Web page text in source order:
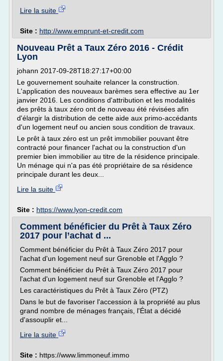
Lire la suite
Site : http://www.emprunt-et-credit.com
Nouveau Prêt a Taux Zéro 2016 - Crédit
Lyon
johann 2017-09-28T18:27:17+00:00
Le gouvernement souhaite relancer la construction.
L'application des nouveaux barèmes sera effective au 1er
janvier 2016. Les conditions d'attribution et les modalités
des prêts à taux zéro ont de nouveau été révisées afin
d'élargir la distribution de cette aide aux primo-accédants
d'un logement neuf ou ancien sous condition de travaux.
Le prêt à taux zéro est un prêt immobilier pouvant être
contracté pour financer l'achat ou la construction d'un
premier bien immobilier au titre de la résidence principale.
Un ménage qui n'a pas été propriétaire de sa résidence
principale durant les deux...
Lire la suite
Site : https://www.lyon-credit.com
Comment bénéficier du Prêt à Taux Zéro
2017 pour l’achat d ...
Comment bénéficier du Prêt à Taux Zéro 2017 pour
l'achat d'un logement neuf sur Grenoble et l'Agglo ?
Comment bénéficier du Prêt à Taux Zéro 2017 pour
l'achat d'un logement neuf sur Grenoble et l'Agglo ?
Les caractéristiques du Prêt à Taux Zéro (PTZ)
Dans le but de favoriser l'accession à la propriété au plus
grand nombre de ménages français, l'État a décidé
d'assouplir et...
Lire la suite
Site : https://www.limmoneuf.immo